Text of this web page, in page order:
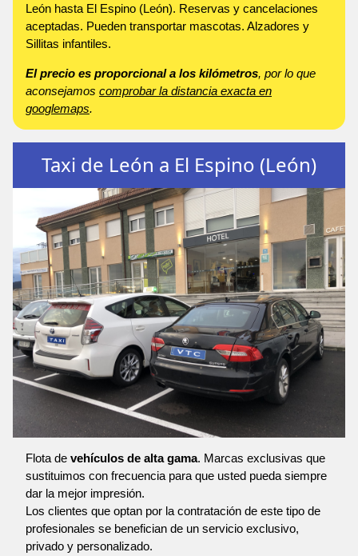
León hasta El Espino (León). Reservas y cancelaciones
aceptadas. Pueden transportar mascotas. Alzadores y
Sillitas infantiles.
El precio es proporcional a los kilómetros, por lo que
aconsejamos comprobar la distancia exacta en
googlemaps.
Taxi de León a El Espino (León)
Flota de vehículos de alta gama. Marcas exclusivas que
sustituimos con frecuencia para que usted pueda siempre
dar la mejor impresión.
Los clientes que optan por la contratación de este tipo de
profesionales se benefician de un servicio exclusivo,
privado y personalizado.